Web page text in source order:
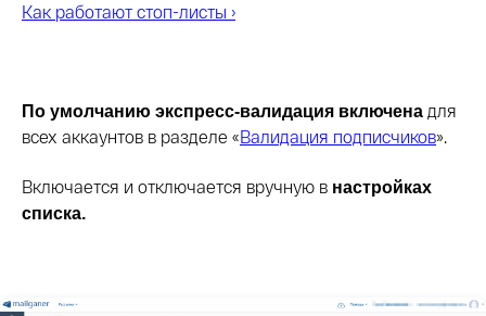
Как работают стоп-листы ›
По умолчанию экспресс-валидация включена для
всех аккаунтов в разделе «Валидация подписчиков».
Включается и отключается вручную в настройках
списка.